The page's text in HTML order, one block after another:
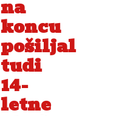
na
koncu
pošiljal
tudi
14-
letne